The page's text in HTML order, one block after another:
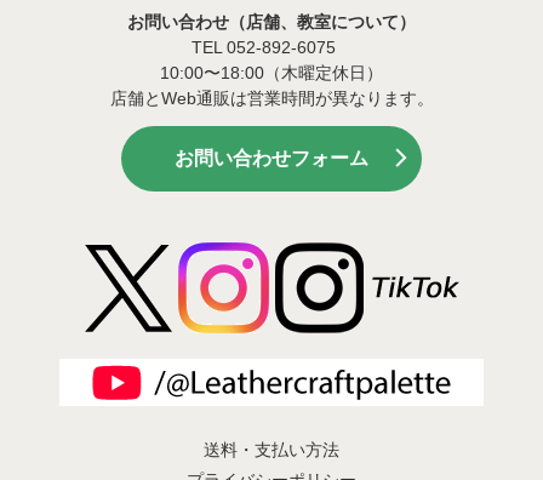
お問い合わせ（店舗、教室について）
TEL 052-892-6075
10:00〜18:00（木曜定休日）
店舗とWeb通販は営業時間が異なります。
お問い合わせフォーム
送料・支払い方法